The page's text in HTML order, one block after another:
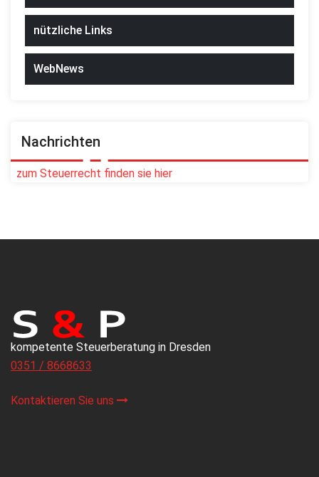
nützliche Links
WebNews
Nachrichten
zum Steuerrecht finden sie hier
kompetente Steuerberatung in Dresden
0351 / 8668633
Kontaktieren Sie uns